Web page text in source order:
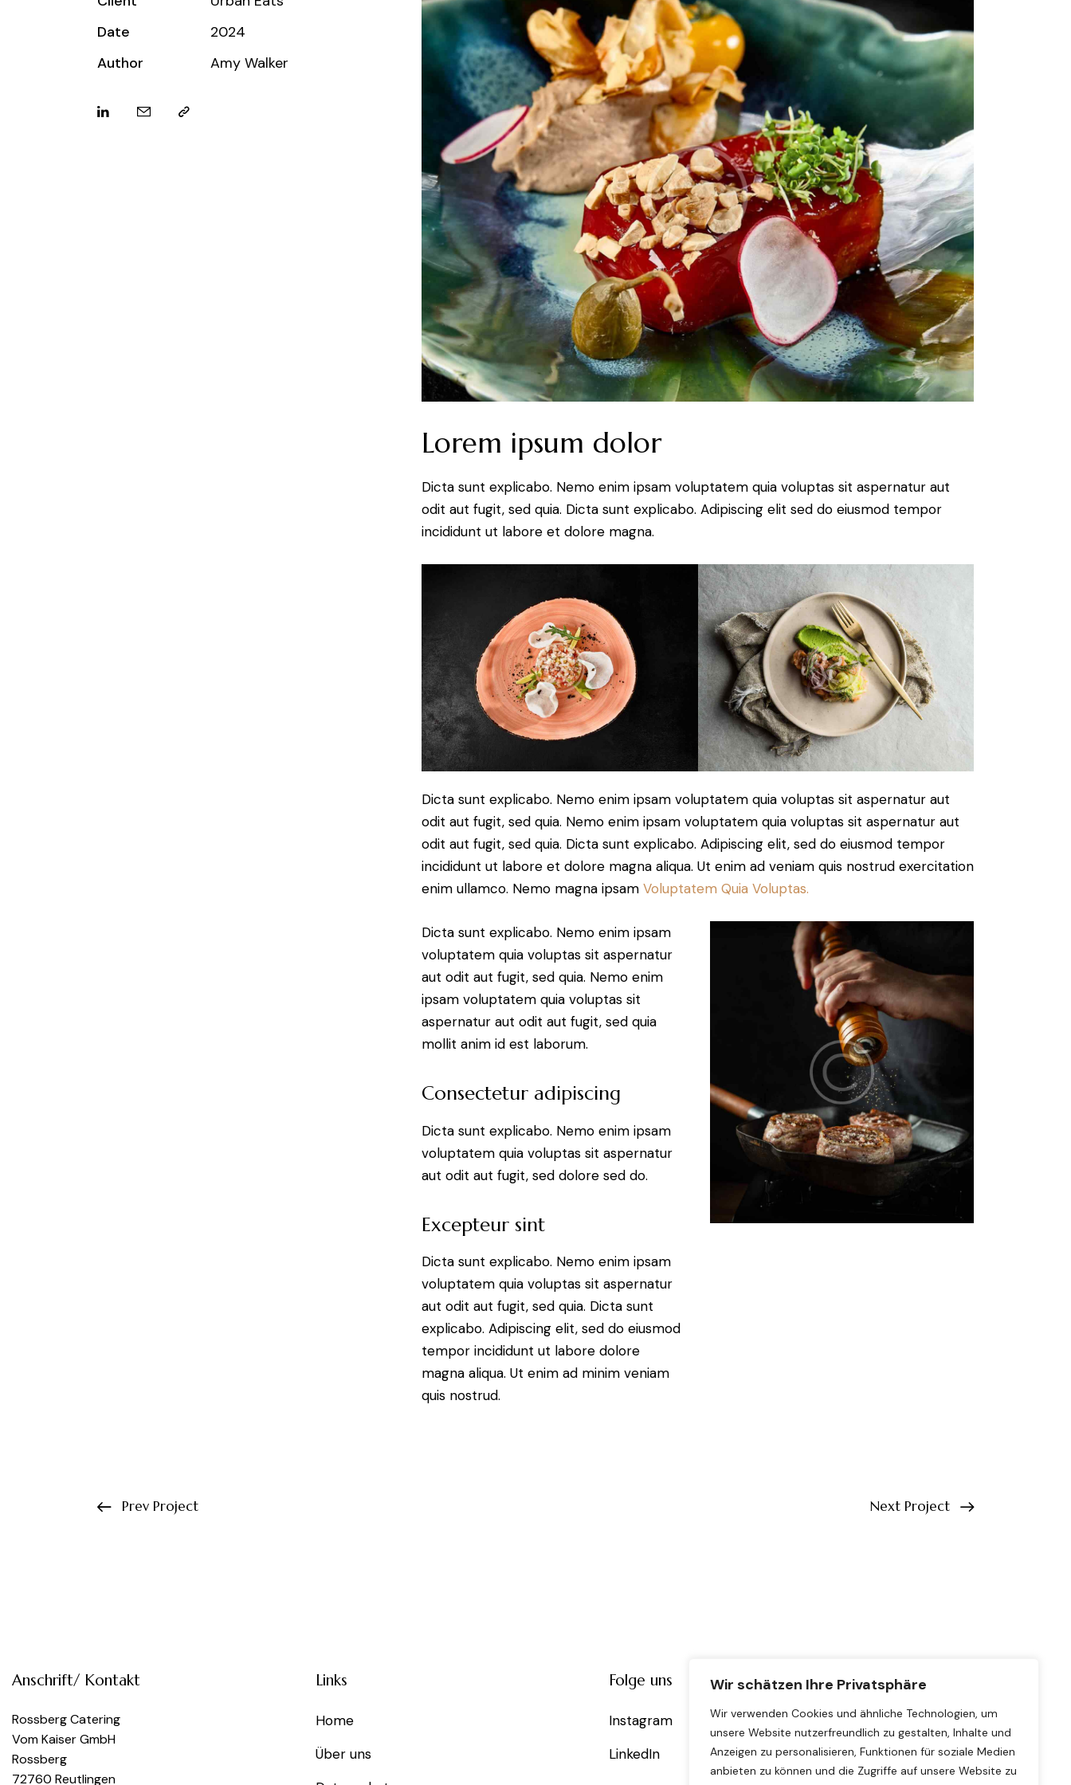
Wir schätzen Ihre Privatsphäre
Wir verwenden Cookies und ähnliche Technologien, um
unsere Website nutzerfreundlich zu gestalten, Inhalte und
Anzeigen zu personalisieren, Funktionen für soziale Medien
anbieten zu können und die Zugriffe auf unsere Website zu
Date
2024
Author
Amy Walker
Lorem ipsum dolor
Dicta sunt explicabo. Nemo enim ipsam voluptatem quia voluptas sit aspernatur aut
odit aut fugit, sed quia. Dicta sunt explicabo. Adipiscing elit sed do eiusmod tempor
incididunt ut labore et dolore magna.
Dicta sunt explicabo. Nemo enim ipsam voluptatem quia voluptas sit aspernatur aut
odit aut fugit, sed quia. Nemo enim ipsam voluptatem quia voluptas sit aspernatur aut
odit aut fugit, sed quia. Dicta sunt explicabo. Adipiscing elit, sed do eiusmod tempor
incididunt ut labore et dolore magna aliqua. Ut enim ad veniam quis nostrud exercitation
enim ullamco. Nemo magna ipsam Voluptatem Quia Voluptas.
Dicta sunt explicabo. Nemo enim ipsam
voluptatem quia voluptas sit aspernatur
aut odit aut fugit, sed quia. Nemo enim
ipsam voluptatem quia voluptas sit
aspernatur aut odit aut fugit, sed quia
mollit anim id est laborum.
Consectetur adipiscing
Dicta sunt explicabo. Nemo enim ipsam
voluptatem quia voluptas sit aspernatur
aut odit aut fugit, sed dolore sed do.
Excepteur sint
Dicta sunt explicabo. Nemo enim ipsam
voluptatem quia voluptas sit aspernatur
aut odit aut fugit, sed quia. Dicta sunt
explicabo. Adipiscing elit, sed do eiusmod
tempor incididunt ut labore dolore
magna aliqua. Ut enim ad minim veniam
quis nostrud.
Prev Project Next Project
Anschrift/ Kontakt
Rossberg Catering
Vom Kaiser GmbH
Rossberg
72760 Reutlingen
Links
Home
Über uns
Folge uns
Instagram
LinkedIn